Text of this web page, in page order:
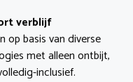
verblijf
op basis van diverse
met alleen ontbijt,
inclusief.